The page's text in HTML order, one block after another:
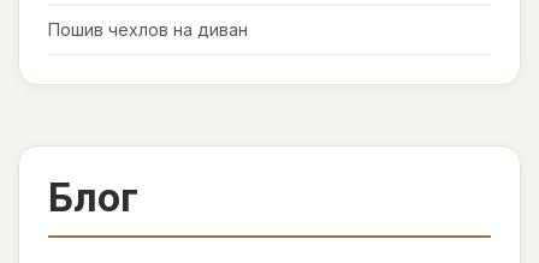
Пошив чехлов на диван
Блог